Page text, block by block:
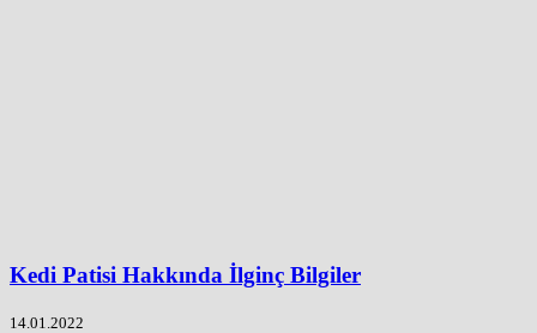
Kedi Patisi Hakkında İlginç Bilgiler
14.01.2022